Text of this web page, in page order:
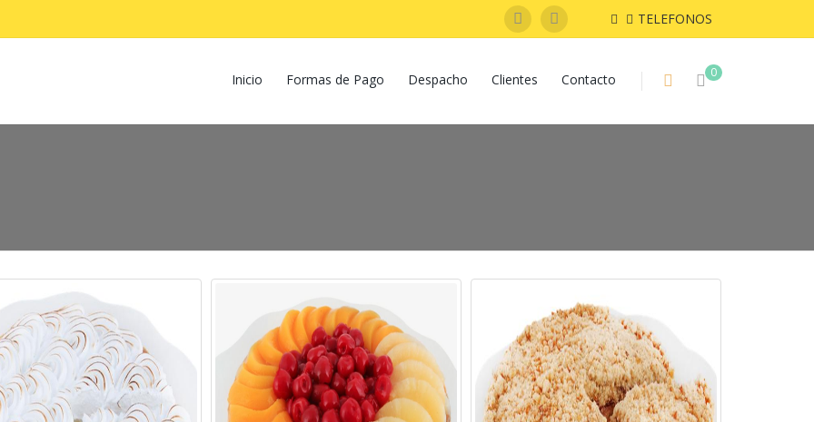
TELEFONOS
0
Inicio Formas de Pago Despacho Clientes Contacto